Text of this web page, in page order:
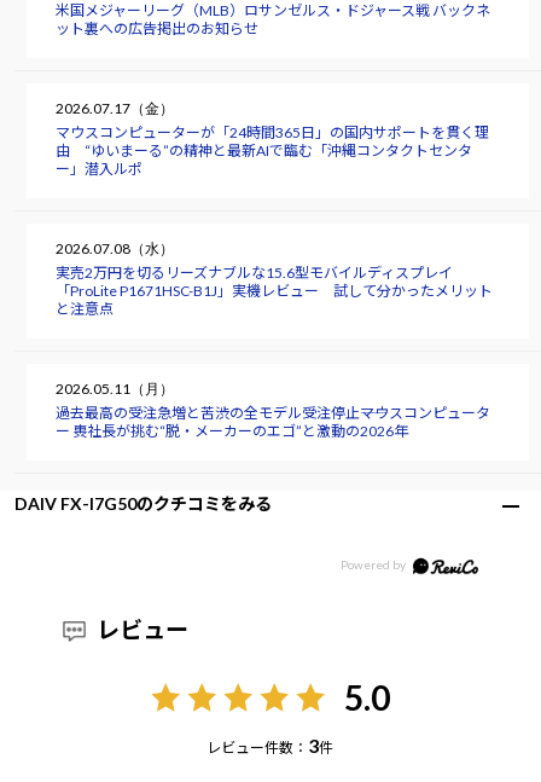
米国メジャーリーグ（MLB）ロサンゼルス・ドジャース戦 バックネ
ット裏への広告掲出のお知らせ
2026.07.17（金）
マウスコンピューターが「24時間365日」の国内サポートを貫く理
由 “ゆいまーる”の精神と最新AIで臨む「沖縄コンタクトセンタ
ー」潜入ルポ
2026.07.08（水）
実売2万円を切るリーズナブルな15.6型モバイルディスプレイ
「ProLite P1671HSC-B1J」実機レビュー 試して分かったメリット
と注意点
2026.05.11（月）
過去最高の受注急増と苦渋の全モデル受注停止――マウスコンピュータ
ー 軣社長が挑む“脱・メーカーのエゴ”と激動の2026年
DAIV FX-I7G50のクチコミをみる
レビュー
5.0
レビュー件数： 3件